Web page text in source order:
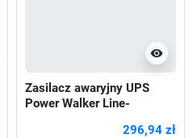
visibility
Zasilacz awaryjny UPS
Power Walker Line-
296,94 zł